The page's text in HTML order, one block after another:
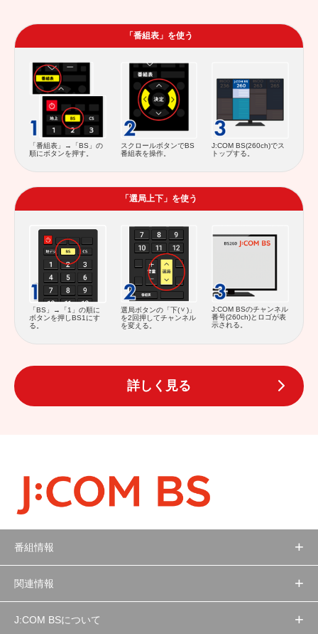
「番組表」を使う
「番組表」→「BS」の
順にボタンを押す。
スクロールボタンでBS
番組表を操作。
J:COM BS(260ch)でス
トップする。
「選局上下」を使う
「BS」→「1」の順に
ボタンを押しBS1にす
る。
選局ボタンの「下(
)」
を2回押してチャンネル
を変える。
J:COM BSのチャンネル
番号(260ch)とロゴが表
示される。
詳しく見る
番組情報
関連情報
J:COM BSについて